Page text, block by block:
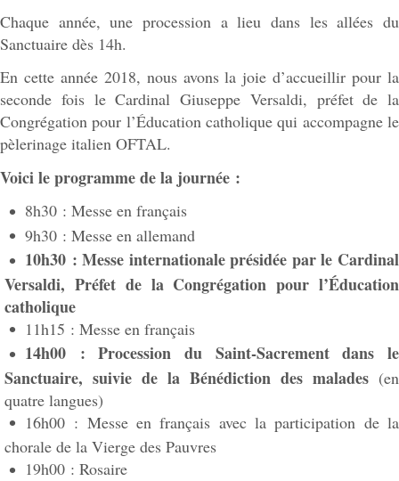
Chaque année, une procession a lieu dans les allées du
Sanctuaire dès 14h.
En cette année 2018, nous avons la joie d’accueillir pour la
seconde fois le Cardinal Giuseppe Versaldi, préfet de la
Congrégation pour l’Éducation catholique qui accompagne le
pèlerinage italien OFTAL.
Voici le programme de la journée :
8h30 : Messe en français
9h30 : Messe en allemand
10h30 : Messe internationale présidée par le Cardinal
Versaldi, Préfet de la Congrégation pour l’Éducation
catholique
11h15 : Messe en français
14h00 : Procession du Saint-Sacrement dans le
Sanctuaire, suivie de la Bénédiction des malades (en
quatre langues)
16h00 : Messe en français avec la participation de la
chorale de la Vierge des Pauvres
19h00 : Rosaire